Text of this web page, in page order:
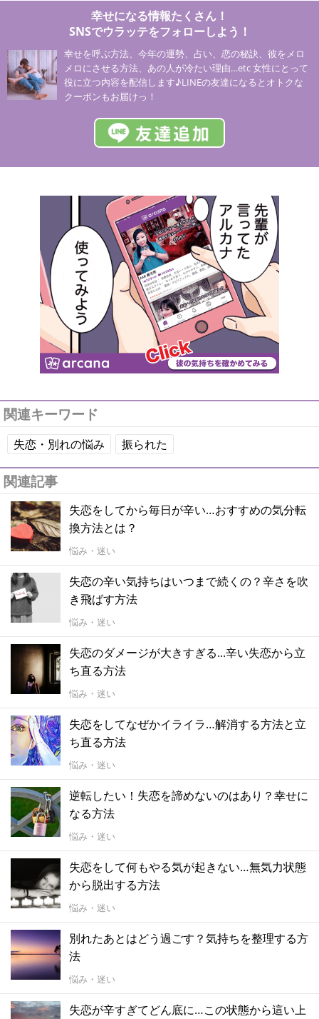
幸せになる情報たくさん！
SNSでウラッテをフォローしよう！
幸せを呼ぶ方法、今年の運勢、占い、恋の秘訣、彼をメロ
メロにさせる方法、あの人が冷たい理由…etc 女性にとって
役に立つ内容を配信します♪LINEの友達になるとオトクな
クーポンもお届けっ！
関連キーワード
失恋・別れの悩み 振られた
関連記事
失恋をしてから毎日が辛い…おすすめの気分転
換方法とは？
悩み・迷い
失恋の辛い気持ちはいつまで続くの？辛さを吹
き飛ばす方法
悩み・迷い
失恋のダメージが大きすぎる...辛い失恋から立
ち直る方法
悩み・迷い
失恋をしてなぜかイライラ…解消する方法と立
ち直る方法
悩み・迷い
逆転したい！失恋を諦めないのはあり？幸せに
なる方法
悩み・迷い
失恋をして何もやる気が起きない…無気力状態
から脱出する方法
悩み・迷い
別れたあとはどう過ごす？気持ちを整理する方
法
悩み・迷い
失恋が辛すぎてどん底に…この状態から這い上